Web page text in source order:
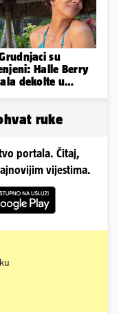
su
Halle Berry
dekolte u
ruke
portala. Čitaj,
vijestima.